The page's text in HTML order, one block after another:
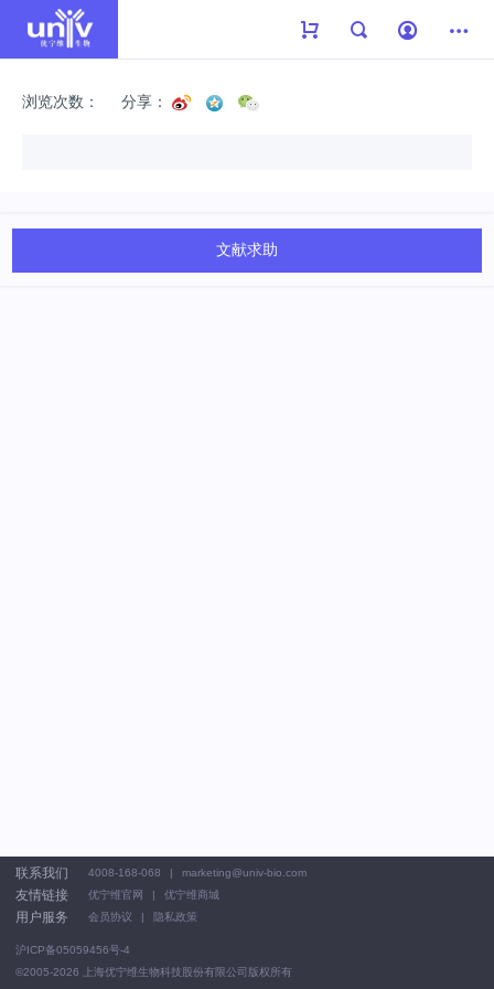
浏览次数： 分享：
文献求助
联系我们 4008-168-068 marketing@univ-bio.com
友情链接 优宁维官网 优宁维商城
用户服务 会员协议 隐私政策
沪ICP备05059456号-4
©2005-2026 上海优宁维生物科技股份有限公司版权所有